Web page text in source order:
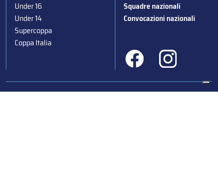
Under 16
Under 14
Supercoppa
Coppa Italia
Squadre nazionali
Convocazioni nazionali